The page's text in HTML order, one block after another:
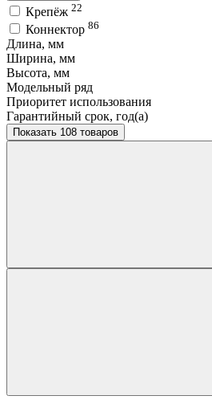
Крепёж 22
Коннектор 86
Длина, мм
Ширина, мм
Высота, мм
Модельный ряд
Приоритет использования
Гарантийный срок, год(а)
Показать 108 товаров